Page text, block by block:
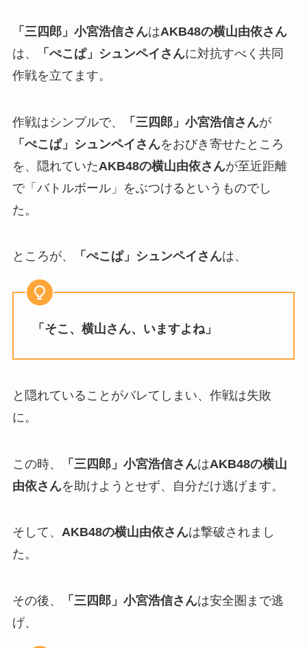
「三四郎」小宮浩信さんはAKB48の横山由依さん
は、
「ぺこぱ」シュンペイさんに対抗すべく共同
作戦を立てます。
作戦はシンプルで、 「三四郎」小宮浩信さんが
「ぺこぱ」シュンペイさんをおびき寄せたところ
を、隠れていたAKB48の横山由依さんが至近距離
で「バトルボール」をぶつけるというものでし
た。
ところが、 「ぺこぱ」シュンペイさんは、
「そこ、横山さん、いますよね」
と隠れていることがバレてしまい、作戦は失敗
に。
この時、 「三四郎」小宮浩信さんはAKB48の横山
由依さんを助けようとせず、自分だけ逃げます。
そして、 AKB48の横山由依さんは撃破されまし
た。
その後、 「三四郎」小宮浩信さんは安全圏まで逃
げ、